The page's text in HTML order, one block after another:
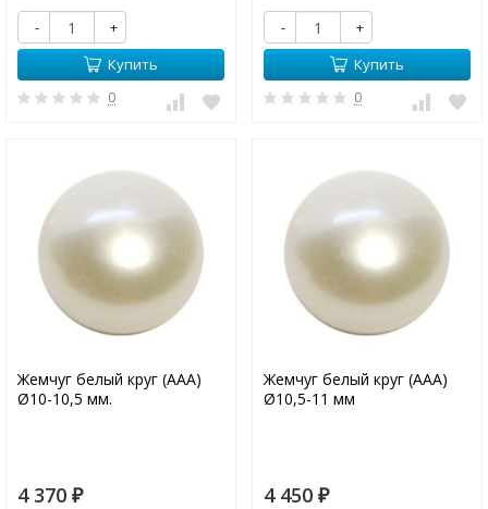
-
+
Купить
0
-
+
Купить
0
Жемчуг белый круг (ААА)
Ø10-10,5 мм.
4 370 ₽
Жемчуг белый круг (ААА)
Ø10,5-11 мм
4 450 ₽